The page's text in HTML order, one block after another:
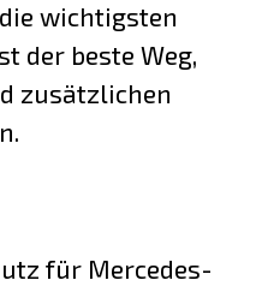
wichtigsten
der beste Weg,
zusätzlichen
für Mercedes-